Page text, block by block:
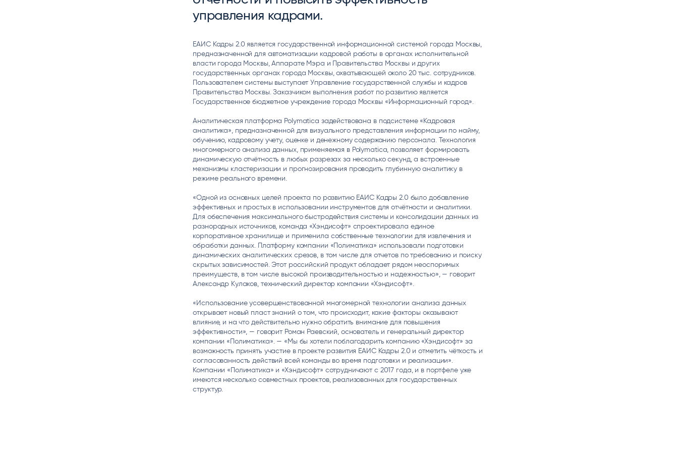
управления кадрами.
ЕАИС Кадры 2.0 является государственной информационной системой города Москвы,
предназначенной для автоматизации кадровой работы в органах исполнительной
власти города Москвы, Аппарате Мэра и Правительства Москвы и других
государственных органах города Москвы, охватывающей около 20 тыс. сотрудников.
Пользователем системы выступает Управление государственной службы и кадров
Правительства Москвы. Заказчиком выполнения работ по развитию является
Государственное бюджетное учреждение города Москвы «Информационный город».
Аналитическая платформа Polymatica задействована в подсистеме «Кадровая
аналитика», предназначенной для визуального представления информации по найму,
обучению, кадровому учету, оценке и денежному содержанию персонала. Технология
многомерного анализа данных, применяемая в Polymatica, позволяет формировать
динамическую отчётность в любых разрезах за несколько секунд, а встроенные
механизмы кластеризации и прогнозирования проводить глубинную аналитику в
режиме реального времени.
«Одной из основных целей проекта по развитию ЕАИС Кадры 2.0 было добавление
эффективных и простых в использовании инструментов для отчётности и аналитики.
Для обеспечения максимального быстродействия системы и консолидации данных из
разнородных источников, команда «Хэндисофт» спроектировала единое
корпоративное хранилище и применила собственные технологии для извлечения и
обработки данных. Платформу компании «Полиматика» использовали подготовки
динамических аналитических срезов, в том числе для отчетов по требованию и поиску
скрытых зависимостей. Этот российский продукт обладает рядом неоспоримых
преимуществ, в том числе высокой производительностью и надежностью», — говорит
Александр Кулаков, технический директор компании «Хэндисофт».
«Использование усовершенствованной многомерной технологии анализа данных
открывает новый пласт знаний о том, что происходит, какие факторы оказывают
влияние, и на что действительно нужно обратить внимание для повышения
эффективности», — говорит Роман Раевский, основатель и генеральный директор
компании «Полиматика». — «Мы бы хотели поблагодарить компанию «Хэндисофт» за
возможность принять участие в проекте развития ЕАИС Кадры 2.0 и отметить чёткость и
согласованность действий всей команды во время подготовки и реализации».
Компании «Полиматика» и «Хэндисофт» сотрудничают с 2017 года, и в портфеле уже
имеются несколько совместных проектов, реализованных для государственных
структур.